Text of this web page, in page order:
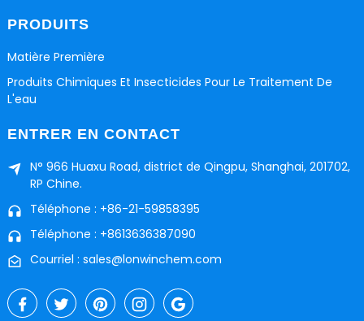
PRODUITS
Matière Première
Produits Chimiques Et Insecticides Pour Le Traitement De
L'eau
ENTRER EN CONTACT
N° 966 Huaxu Road, district de Qingpu, Shanghai, 201702,
RP Chine.
Téléphone : +86-21-59858395
Téléphone : +8613636387090
Courriel : sales@lonwinchem.com